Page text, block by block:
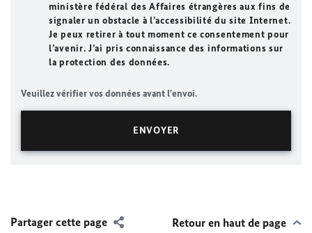
ministère fédéral des Affaires étrangères aux fins de
signaler un obstacle à l’accessibilité du site Internet.
Je peux retirer à tout moment ce consentement pour
l’avenir. J’ai pris connaissance des informations sur
la protection des données.
Veuillez vérifier vos données avant l'envoi.
Partager cette page Retour en haut de page